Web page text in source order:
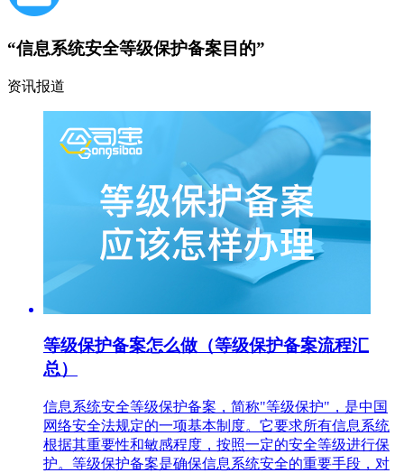
“信息系统安全等级保护备案目的”
资讯报道
等级保护备案怎么做（等级保护备案流程汇
总）
信息系统安全等级保护备案，简称"等级保护"，是中国
网络安全法规定的一项基本制度。它要求所有信息系统
根据其重要性和敏感程度，按照一定的安全等级进行保
护。等级保护备案是确保信息系统安全的重要手段，对